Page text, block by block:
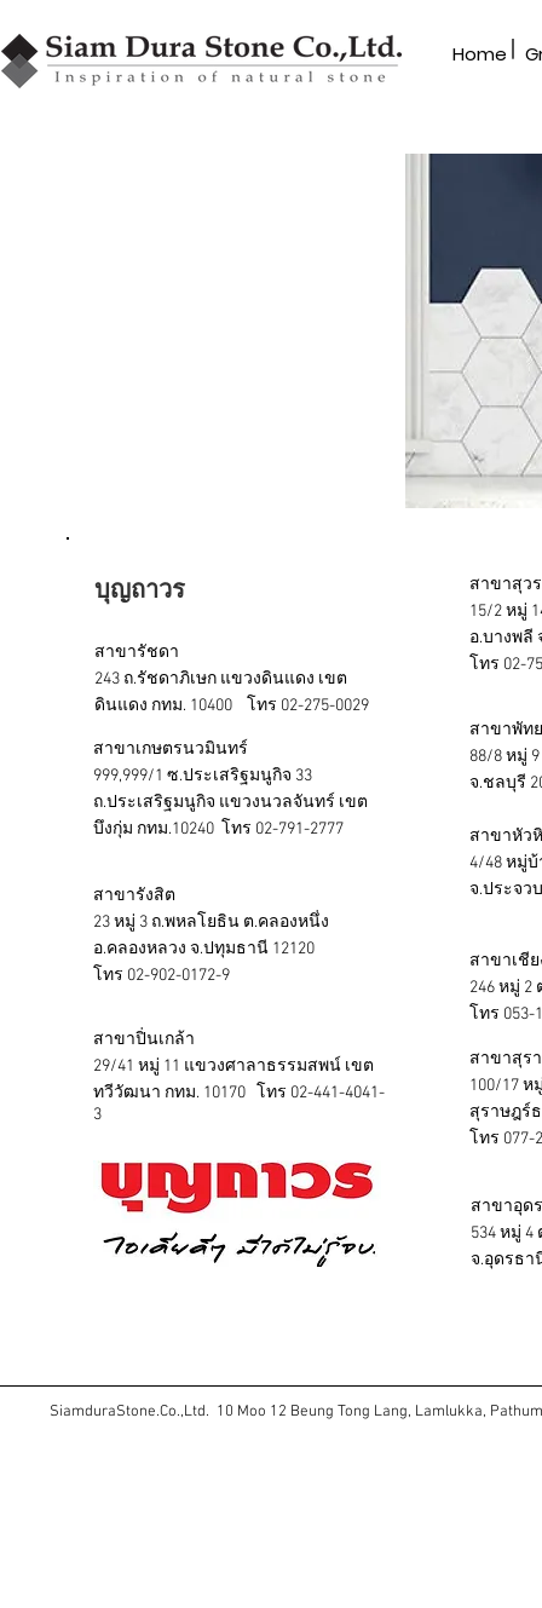
Home​
บุญถาวร
สาขารัชดา
243 ถ.รัชดาภิเษก แขวงดินแดง เขต
ดินแดง กทม. 10400 โทร 02-275-0029
สาขาเกษตรนวมินทร์
999,999/1 ซ.ประเสริฐมนูกิจ 33
ถ.ประเสริฐมนูกิจ แขวงนวลจันทร์ เขต
บึงกุ่ม กทม.10240 โทร 02-791-2777
สาขารังสิต
23 หมู่ 3 ถ.พหลโยธิน ต.คลองหนึ่ง
อ.คลองหลวง จ.ปทุมธานี 12120
โทร 02-902-0172-9
สาขาปิ่นเกล้า
29/41 หมู่ 11 แขวงศาลาธรรมสพน์ เขต
ทวีวัฒนา กทม. 10170 โทร 02-441-4041-
3
สาขาสุว
15/2 หมู่
อ.บางพลี
โทร 02-
สาขาพัท
88/8 หมู่
จ.ชลบุรี
สาขาหัว
4/48 หมู่
จ.ประจว
สาขาเชี
246 หมู่ 2
โทร 053-
สาขาสุร
100/17 ห
สุราษฎร์
โทร 077-
สาขาอุด
534 หมู่
จ.อุดรธา
SiamduraStone.Co.,Ltd. 10 Moo 12 Beung Tong Lang, Lamlukka,